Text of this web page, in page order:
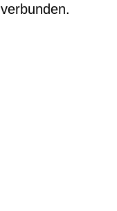
verbunden.